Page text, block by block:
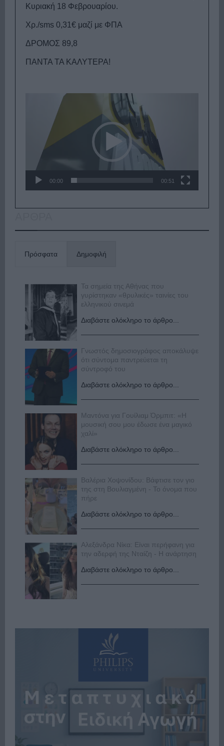
Κυριακή 18 Φεβρουαρίου.
Χρ./sms 0,31€ μαζί με ΦΠΑ
ΔΡΟΜΟΣ 89,8
ΠΑΝΤΑ ΤΑ ΚΑΛΥΤΕΡΑ!
Αναπαραγωγής
00:00 00:51
Πρόσφατα Δημοφιλή
Τα σημεία της Αθήνας που
γυρίστηκαν «θρυλικές» ταινίες του
ελληνικού σινεμά
Διαβάστε ολόκληρο το άρθρο...
Γνωστός δημοσιογράφος αποκάλυψε
ότι σύντομα παντρεύεται τη
σύντροφό του
Διαβάστε ολόκληρο το άρθρο...
Μαντόνα για Γουίλιαμ Όρμπιτ: «Η
μουσική σου μου έδωσε ένα μαγικό
χαλί»
Διαβάστε ολόκληρο το άρθρο...
Βαλέρια Χοψονίδου: Βάφτισε τον γιο
της στη Βουλιαγμένη - Το όνομα που
πήρε
Διαβάστε ολόκληρο το άρθρο...
Αλεξάνδρα Νίκα: Είναι περήφανη για
την αδερφή της Νταίζη - Η ανάρτηση
Διαβάστε ολόκληρο το άρθρο...